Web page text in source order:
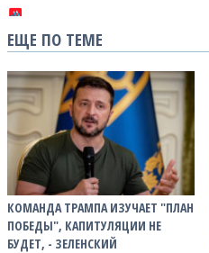
ЕЩЕ ПО ТЕМЕ
КОМАНДА ТРАМПА ИЗУЧАЕТ "ПЛАН
ПОБЕДЫ", КАПИТУЛЯЦИИ НЕ
БУДЕТ, - ЗЕЛЕНСКИЙ